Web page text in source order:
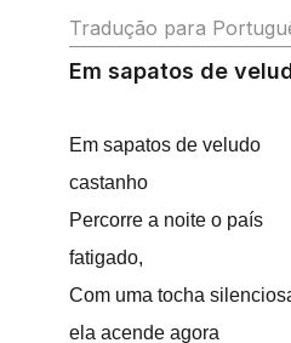
Tradução para
Em sapatos de
Em sapatos de veludo
castanho
Percorre a noite o país
fatigado,
Com uma tocha
ela acende agora